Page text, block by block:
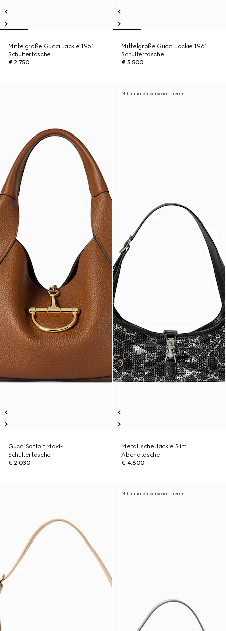
Mittelgroße Gucci Jackie 1961
Schultertasche
€ 2.750
Mittelgroße Gucci Jackie 1961
Schultertasche
€ 5.500
Gucci Softbit Maxi-
Schultertasche
€ 2.030
Mit Initialen personalisieren
Metallische Jackie Slim
Abendtasche
€ 4.800
Mit Initialen personalisieren